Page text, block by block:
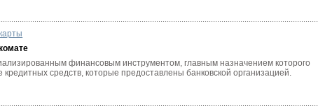
финансовым инструментом, главным назначением которого
средств, которые предоставлены банковской организацией.